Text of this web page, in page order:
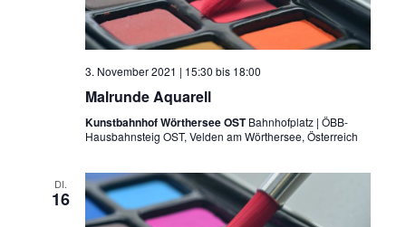
3. November 2021 | 15:30 bis 18:00
Malrunde Aquarell
Kunstbahnhof Wörthersee OSTBahnhofplatz | ÖBB-
Hausbahnsteig OST, Velden am Wörthersee, Österreich
DI.
16